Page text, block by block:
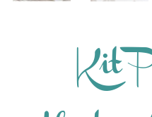
Kit